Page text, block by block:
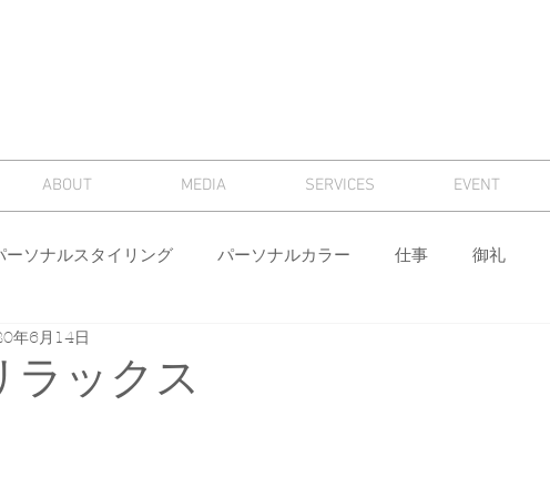
ABOUT MEDIA SERVICES EVENT
ーソナルスタイリング パーソナルカラー 仕事 御礼
セミナー
ラックス
年6月14日